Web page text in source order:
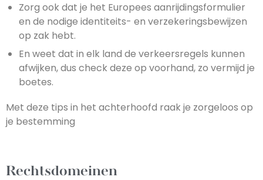
Zorg ook dat je het Europees aanrijdingsformulier
en de nodige identiteits- en verzekeringsbewijzen
op zak hebt.
En weet dat in elk land de verkeersregels kunnen
afwijken, dus check deze op voorhand, zo vermijd je
boetes.
Met deze tips in het achterhoofd raak je zorgeloos op
je bestemming
Rechtsdomeinen